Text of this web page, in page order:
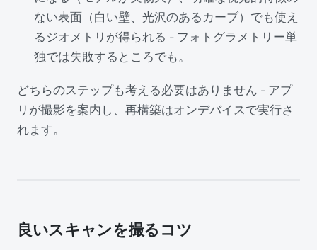
ない表面（白い壁、光沢のあるカーブ）でも使え
るジオメトリが得られる - フォトグラメトリー単
独では失敗するところでも。
どちらのステップも考える必要はありません - アプ
リが撮影を案内し、再構築はオンデバイスで実行さ
れます。
良いスキャンを撮るコツ